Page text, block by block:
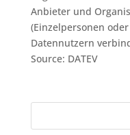
Anbieter und
(Einzelpersonen
Datennutzern
Source: DATEV